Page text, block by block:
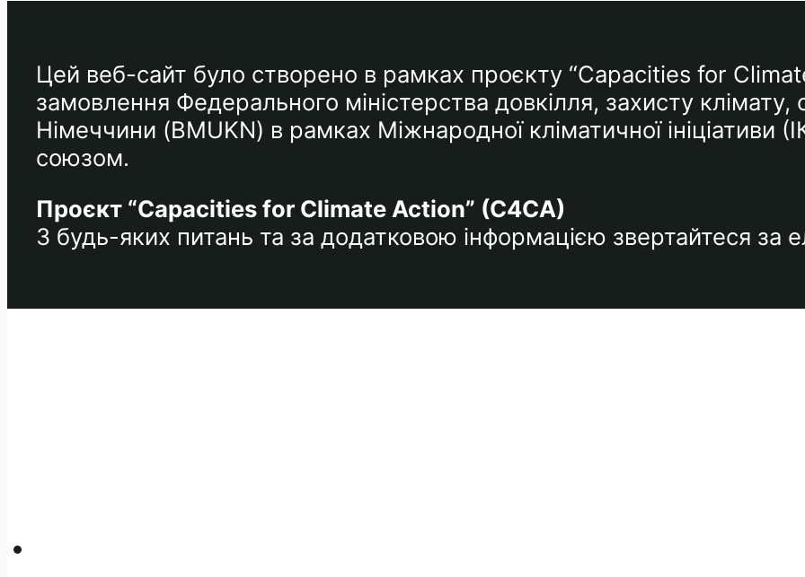
Цей веб-сайт було створено в рамках проєкту “Capacities for
замовлення Федерального міністерства довкілля, захисту
Німеччини (BMUKN) в рамках Міжнародної кліматичної ініціативи
союзом.
Проєкт “Capacities for Climate Action” (C4CA)
З будь-яких питань та за додатковою інформацією звертайтеся